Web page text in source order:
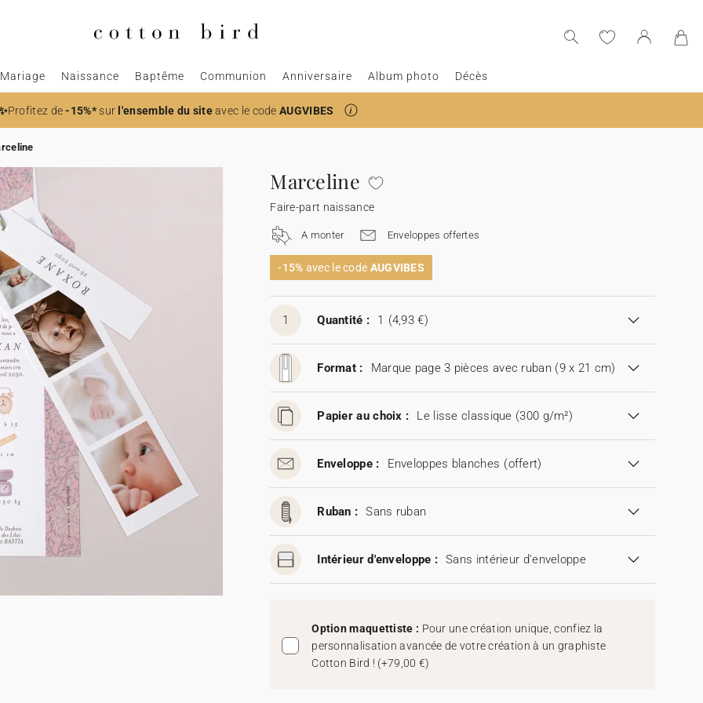
Mariage Naissance Baptême Communion Anniversaire Album photo Décès
Profitez de-15%*surl'ensemble du siteavec le code AUGVIBES
Marceline
Faire-part naissance
A monter Enveloppes offertes
-15% avec le code AUGVIBES
1 Quantité : 1 (4,93 €)
Format : Marque page 3 pièces avec ruban (9 x 21 cm)
Papier au choix : Le lisse classique (300 g/m²)
Enveloppe : Enveloppes blanches (offert)
Ruban : Sans ruban
Intérieur d'enveloppe : Sans intérieur d'enveloppe
Option maquettiste : Pour une création unique, confiez la
personnalisation avancée de votre création à un graphiste
Cotton Bird ! (+79,00 €)